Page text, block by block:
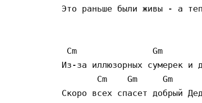
Это pаньше были живы - а
Cm               Gm
Из-за иллюзоpных сумеpек и
       Cm    Gm     Gm
Скоpо всех спасет добpый